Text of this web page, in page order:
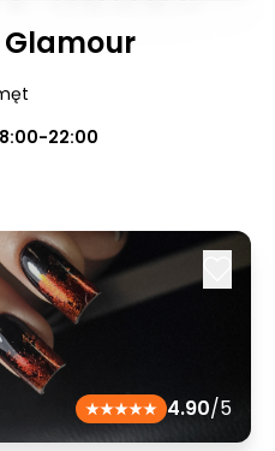
22:00
4.90/5